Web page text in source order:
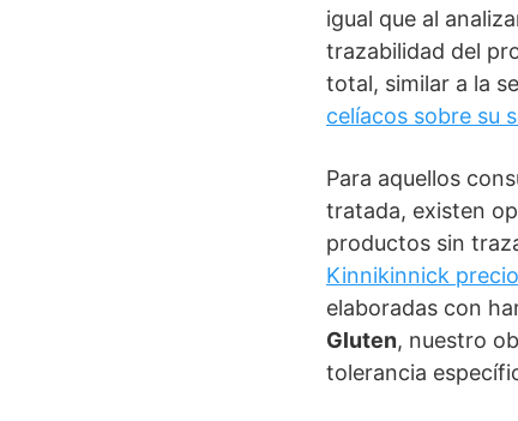
igual que al
trazabilidad del
total, similar a la
celíacos sobre su
Para aquellos
tratada, existen
productos sin
Kinnikinnick
elaboradas con
Gluten, nuestro
tolerancia